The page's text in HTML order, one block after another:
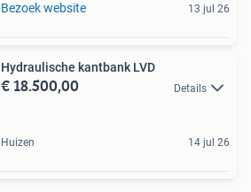
Bezoek website 13 jul 26
Hydraulische kantbank LVD
€ 18.500,00 Details
Huizen 14 jul 26